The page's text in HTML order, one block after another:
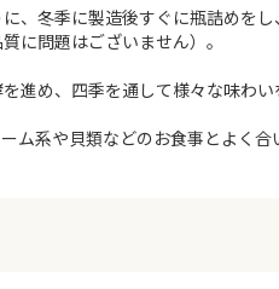
、冬季に製造後すぐに瓶詰めを
に問題はございません）。
進め、四季を通して様々な味わい
ム系や貝類などのお食事とよく合